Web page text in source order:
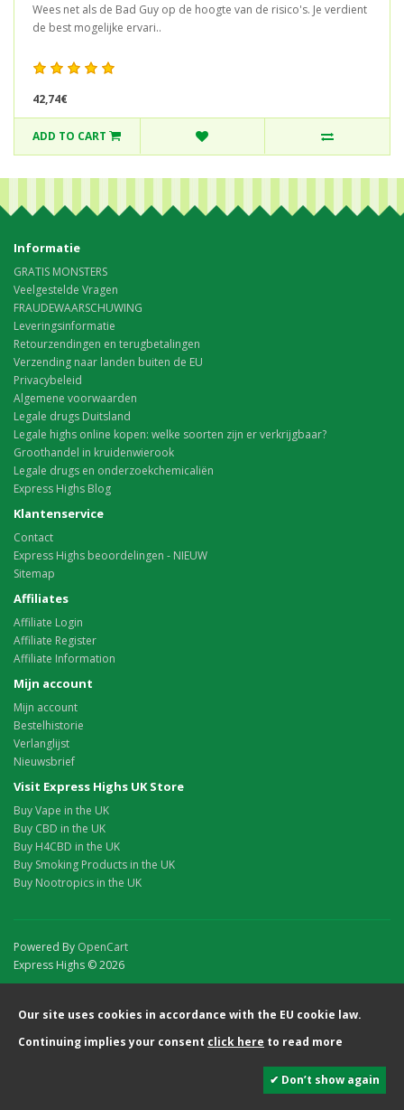
Wees net als de Bad Guy op de hoogte van de risico's. Je verdient
de best mogelijke ervari..
42,74€
ADD TO CART
Informatie
GRATIS MONSTERS
Veelgestelde Vragen
FRAUDEWAARSCHUWING
Leveringsinformatie
Retourzendingen en terugbetalingen
Verzending naar landen buiten de EU
Privacybeleid
Algemene voorwaarden
Legale drugs Duitsland
Legale highs online kopen: welke soorten zijn er verkrijgbaar?
Groothandel in kruidenwierook
Legale drugs en onderzoekchemicaliën
Express Highs Blog
Klantenservice
Contact
Express Highs beoordelingen - NIEUW
Sitemap
Affiliates
Affiliate Login
Affiliate Register
Affiliate Information
Mijn account
Mijn account
Bestelhistorie
Verlanglijst
Nieuwsbrief
Visit Express Highs UK Store
Buy Vape in the UK
Buy CBD in the UK
Buy H4CBD in the UK
Buy Smoking Products in the UK
Buy Nootropics in the UK
Powered By OpenCart
Express Highs © 2026
Our site uses cookies in accordance with the EU cookie law.
Continuing implies your consent click here to read more
✔ Don’t show again